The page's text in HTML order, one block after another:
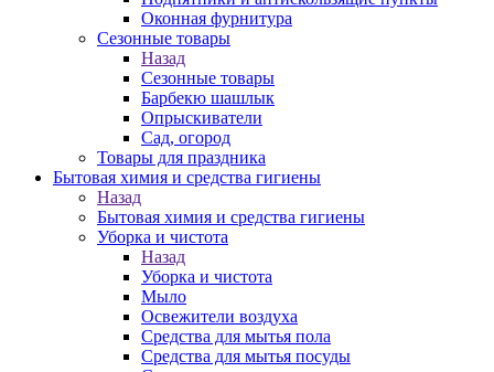
Оконная фурнитура
Сезонные товары
Назад
Сезонные товары
Барбекю шашлык
Опрыскиватели
Сад, огород
Товары для праздника
Бытовая химия и средства гигиены
Назад
Бытовая химия и средства гигиены
Уборка и чистота
Назад
Уборка и чистота
Мыло
Освежители воздуха
Средства для мытья пола
Средства для мытья посуды